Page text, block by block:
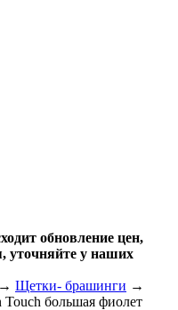
обновление цен,
уточняйте у наших
→ Щетки- брашинги →
большая фиолет